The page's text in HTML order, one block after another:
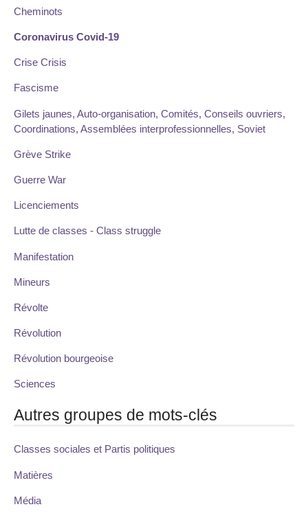
Cheminots
Coronavirus Covid-19
Crise Crisis
Fascisme
Gilets jaunes, Auto-organisation, Comités, Conseils ouvriers,
Coordinations, Assemblées interprofessionnelles, Soviet
Grève Strike
Guerre War
Licenciements
Lutte de classes - Class struggle
Manifestation
Mineurs
Révolte
Révolution
Révolution bourgeoise
Sciences
Autres groupes de mots-clés
Classes sociales et Partis politiques
Matières
Média